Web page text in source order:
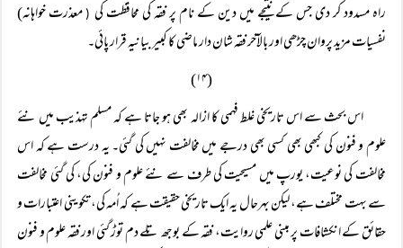
راہ مسدود کر دی جس کے نتیجے میں دین کے نام پر فقہ کی محافظت کی(معذرت خواہانہ)
نفسیات مزید پروان چڑھی اور بالآخر فقہ شان دار ماضی کا کبیر بیانیہ قرار پائی۔
(۱۴)
اس بحث سے اس تاریخی غلط فہمی کا ازالہ بھی ہو جاتا ہے کہ مسلم تہذیب میں نئے
علوم و فنون کی کبھی بھی کسی بھی درجے میں مخالفت نہیں کی گئی۔ یہ درست ہے کہ اس
مخالفت کی نوعیت، یورپ میں مسیحیت کی طرف سے نئے علوم و فنون کی، کی گئی مخالفت
سے بہت مختلف ہے، لیکن بہرحال یہ ایک تاریخی حقیقت ہے کہ اُمہ کی، تکوینی اعتبارات و
حقائق کے انکشافات پر مبنی علمی روایت، فقہ کے بوجھ تلے دم توڑ گئی اور فقہ علوم و فنون